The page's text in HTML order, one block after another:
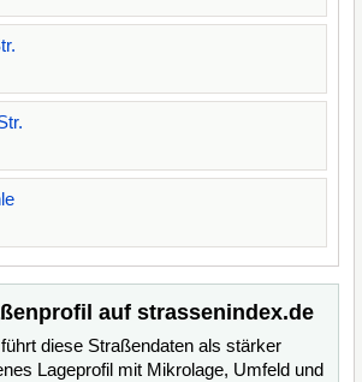
auf strassenindex.de
diese Straßendaten als stärker
Lageprofil mit Mikrolage, Umfeld und